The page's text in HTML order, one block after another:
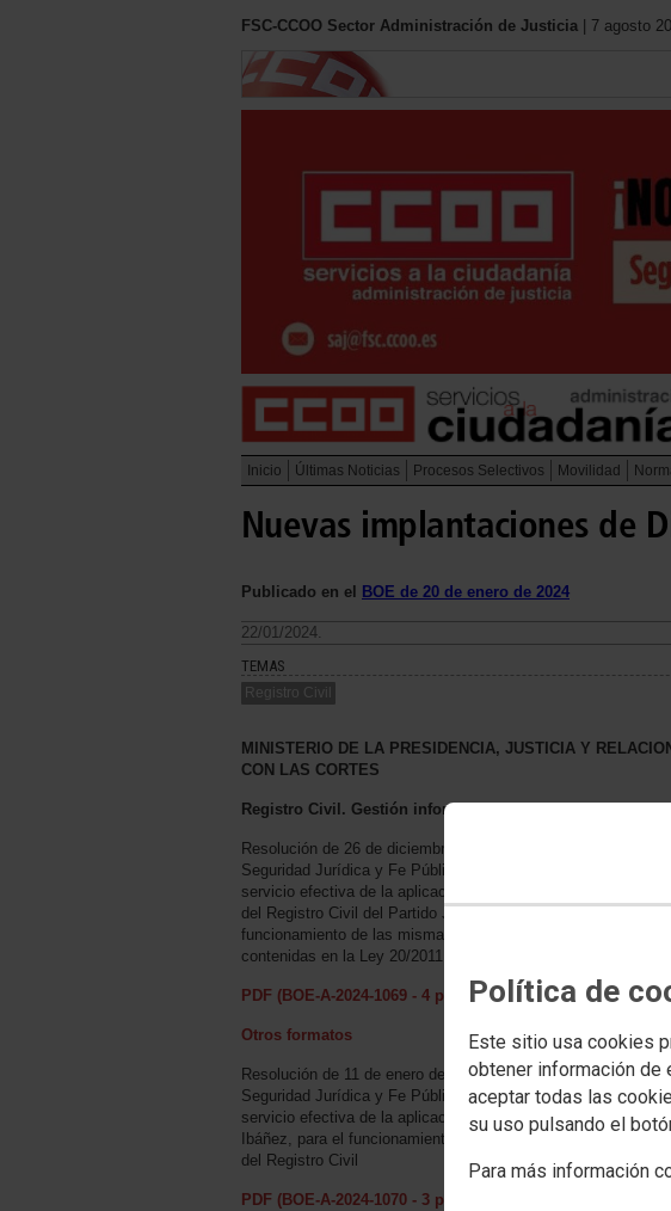
Política de
Este sitio usa cookies
obtener información
aceptar todas las
su uso pulsando el
Para más información
FSC-CCOO Sector Administración de Justicia | 7 agosto
Inicio Últimas Noticias Procesos Selectivos Movilidad
Nuevas implantaciones de
Publicado en el BOE de 20 de enero de 2024
22/01/2024.
TEMAS
Registro Civil
MINISTERIO DE LA PRESIDENCIA, JUSTICIA Y
CON LAS CORTES
Registro Civil. Gestión informatizada
Resolución de 26 de diciembre de 2023, de la Dirección
Seguridad Jurídica y Fe Pública, por la que se acuerda la
servicio efectiva de la aplicación informática Dicireg en las
del Registro Civil del Partido Judicial de Segovia, para el
funcionamiento de las mismas conforme a las previsiones
contenidas en la Ley 20/2011, de 21 de julio, del Registro Civil
PDF (BOE-A-2024-1069 - 4 págs. - 202 KB)
Otros formatos
Resolución de 11 de enero de 2024, de la Dirección General
Seguridad Jurídica y Fe Pública, por la que se acuerda la
servicio efectiva de la aplicación informática Dicireg en las
Ibáñez, para el funcionamiento de las mismas conforme a
del Registro Civil
PDF (BOE-A-2024-1070 - 3 págs. - 202 KB)